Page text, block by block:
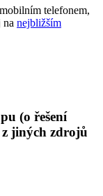
telefonem,
na nejbližším
(o řešení
z jiných zdrojů